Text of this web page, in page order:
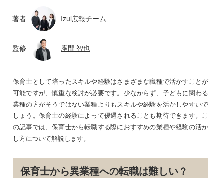
著者 Izul広報チーム
監修 座間 智也
保育士として培ったスキルや経験はさまざまな職種で活かすことが
可能ですが、慎重な検討が必要です。少なからず、子どもに関わる
業種の方がそうではない業種よりもスキルや経験を活かしやすいで
しょう。保育士の経験によって優遇されることも期待できます。こ
の記事では、保育士から転職する際におすすめの業種や経験の活か
し方について解説します。
保育士から異業種への転職は難しい？